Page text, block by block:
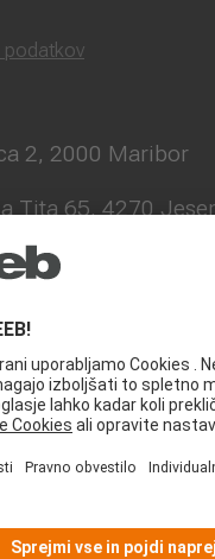
podatkov
2, 2000 Maribor
Tita 65, 4270
705